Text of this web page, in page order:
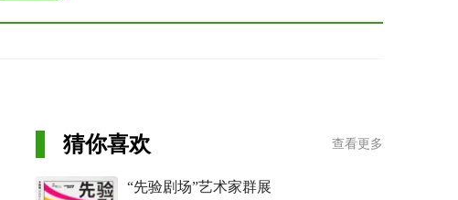
猜你喜欢 查看更多
“先验剧场”艺术家群展